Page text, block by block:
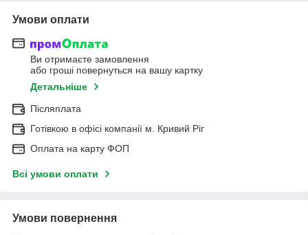
Умови оплати
Ви отримаєте замовлення
або гроші повернуться на вашу картку
Детальніше
Післяплата
Готівкою в офісі компанії м. Кривий Ріг
Оплата на карту ФОП
Всі умови оплати
Умови повернення